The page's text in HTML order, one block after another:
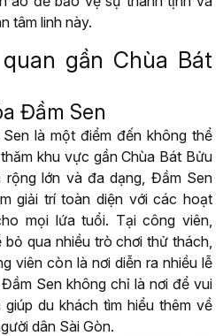
tâm linh này.
gần Chùa Bát
Đầm Sen
là một điểm đến không thể
khu vực gần Chùa Bát Bửu
rộng lớn và đa dạng, Đầm Sen
giải trí toàn diện với các hoạt
mọi lứa tuổi. Tại công viên,
qua nhiều trò chơi thử thách,
viên còn là nơi diễn ra nhiều lễ
Sen không chỉ là nơi để vui
du khách tìm hiểu thêm về
dân Sài Gòn.